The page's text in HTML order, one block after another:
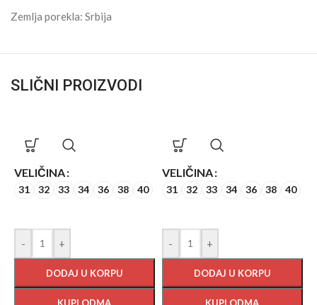
Zemlja porekla: Srbija
SLIČNI PROIZVODI
VELIČINA
31 32 33 34 36 38 40
- +
DODAJ U KORPU
VELIČINA
31 32 33 34 36 38 40
- +
DODAJ U KORPU